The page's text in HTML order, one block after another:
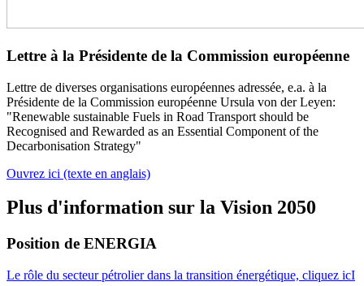
Lettre à la Présidente de la Commission européenne
Lettre de diverses organisations européennes adressée, e.a. à la
Présidente de la Commission européenne Ursula von der Leyen:
"Renewable sustainable Fuels in Road Transport should be
Recognised and Rewarded as an Essential Component of the
Decarbonisation Strategy"
Ouvrez ici (texte en anglais)
Plus d'information sur la Vision 2050
Position de ENERGIA
Le rôle du secteur pétrolier dans la transition énergétique, cliquez icI